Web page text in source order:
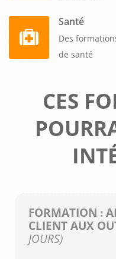
Santé
Des
de santé
CES
FORMATION :
CLIENT AUX
JOURS)